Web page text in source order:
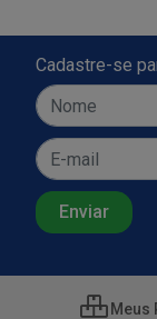
Cadastre-se
Meus